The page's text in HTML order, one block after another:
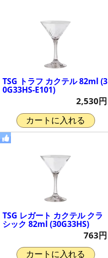
TSG トラフ カクテル 82ml (3
0G33HS-E101)
2,530円
カートに入れる
TSG レガート カクテル クラ
シック 82ml (30G33HS)
763円
カートに入れる